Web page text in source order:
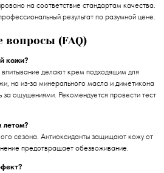
на соответствие стандартам качества.
результат по разумной цене.
вопросы (FAQ)
кожи?
делают крем подходящим для
но из‑за минерального масла и диметикона
за ощущениями. Рекомендуется провести тест
летом?
сезона. Антиоксиданты защищают кожу от
предотвращает обезвоживание.